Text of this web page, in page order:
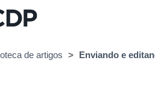
de artigos Enviando e